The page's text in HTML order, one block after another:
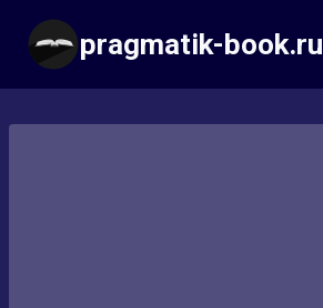
Перейти
содержимому
pragmatik-book.ru